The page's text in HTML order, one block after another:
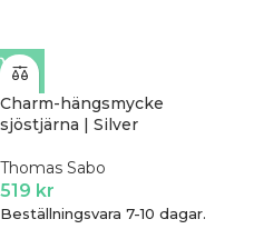
Charm-hängsmycke
sjöstjärna | Silver
Thomas Sabo
519 kr
Beställningsvara 7-10 dagar.